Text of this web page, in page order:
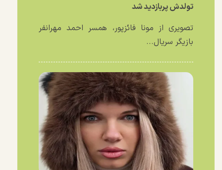
تولدش پربازدید شد
تصویری از مونا فائزپور، همسر احمد مهرانفر
بازیگر سریال...